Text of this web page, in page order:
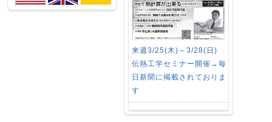
来週3/25(木)～3/28(日)
伝熱工学セミナー開催→毎
日新聞に掲載されておりま
す